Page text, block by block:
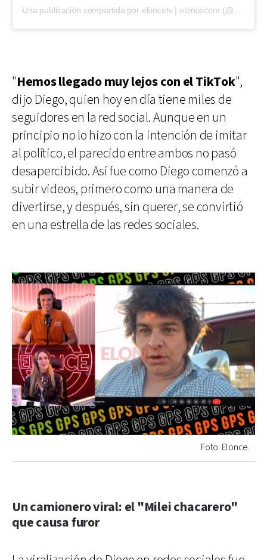
"Hemos llegado muy lejos con el TikTok",
dijo Diego, quien hoy en día tiene miles de
seguidores en la red social. Aunque en un
principio no lo hizo con la intención de imitar
al político, el parecido entre ambos no pasó
desapercibido. Así fue como Diego comenzó a
subir videos, primero como una manera de
divertirse, y después, sin querer, se convirtió
en una estrella de las redes sociales.
Foto: Elonce.
Un camionero viral: el "Milei chacarero"
que causa furor